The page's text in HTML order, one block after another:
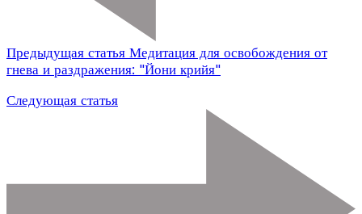
Предыдущая статья Медитация для освобождения от
гнева и раздражения: "Йони крийя"
Следующая статья